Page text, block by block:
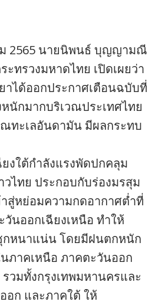
ม 2565 นายนิพนธ์ บุญญามณี
ทรวงมหาดไทย เปิดเผยว่า
ได้ออกประกาศเตือนฉบับที่
นักมากบริเวณประเทศไทย
ทะเลอันดามัน มีผลกระทบ
งใต้กำลังแรงพัดปกคลุม
ไทย ประกอบกับร่องมรสุม
สู่หย่อมความกดอากาศต่ำที่
นออกเฉียงเหนือ ทำให้
กหนาแน่น โดยมีฝนตกหนัก
ภาคเหนือ ภาคตะวันออก
วมทั้งกรุงเทพมหานครและ
ก และภาคใต้ ให้